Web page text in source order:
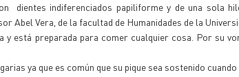
dientes indiferenciados papiliforme y de una sola
Abel Vera, de la facultad de Humanidades de la
y está preparada para comer cualquier cosa. Por su
ya que es común que su pique sea sostenido